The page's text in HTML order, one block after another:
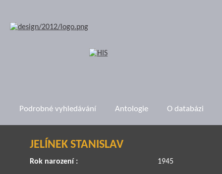
Podrobné vyhledávání Antologie O databázi
JELÍNEK STANISLAV
Rok narození : 1945